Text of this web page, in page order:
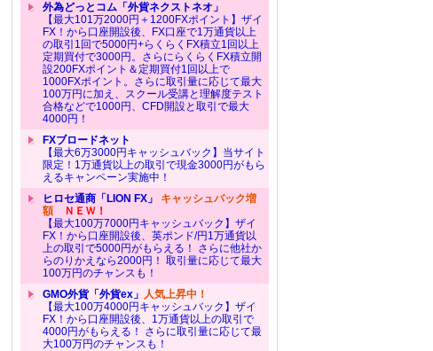
外為どっとコム「外貨ネクストネオ」
【最大101万2000円＋1200FXポイント】ザイ
FX！から口座開設後、FX口座で1万通貨以上
の取引1回で5000円+らくらくFX積立1回以上
定期買付で3000円。さらにらくらくFX積立開
設200FXポイント＆定期買付1回以上で
1000FXポイント。さらに取引量に応じて最大
100万円に加え、スクール受講と理解度テスト
合格などで1000円、CFD開設と取引で最大
4000円！
FXブロードネット
【最大6万3000円キャッシュバック】当サイト
限定！1万通貨以上の取引で現金3000円がもら
えるキャンペーン実施中！
ヒロセ通商「LION FX」 キャッシュバック増
額ＮＥＷ！
【最大100万7000円キャッシュバック】ザイ
FX！から口座開設後、英ポンド/円1万通貨以
上の取引で5000円がもらえる！ さらに他社か
らのりかえなら2000円！ 取引量に応じて最大
100万円のチャンスも！
GMO外貨「外貨ex」 人気上昇中！
【最大100万4000円キャッシュバック】ザイ
FX！から口座開設後、1万通貨以上の取引で
4000円がもらえる！ さらに取引量に応じて最
大100万円のチャンスも！